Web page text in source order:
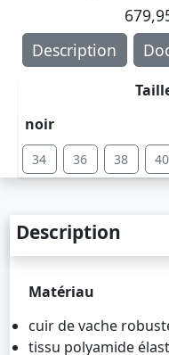
Description
noir
34 36 38 40
Description
Matériau
cuir de vache
tissu polyamide